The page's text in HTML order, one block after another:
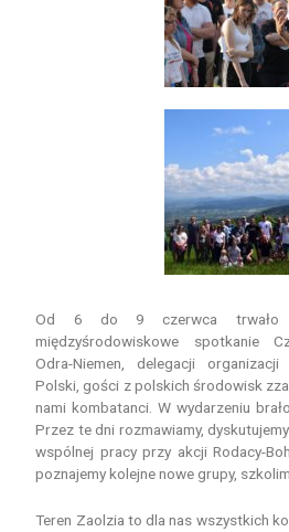
Od 6 do 9 czerwca trwało
międzyśrodowiskowe spotkanie
Odra-Niemen, delegacji
Polski, gości z polskich środowisk
nami kombatanci. W wydarzeniu
Przez te dni rozmawiamy,
wspólnej pracy przy akcji Rodacy-
poznajemy kolejne nowe grupy,
Teren Zaolzia to dla nas wszystkich